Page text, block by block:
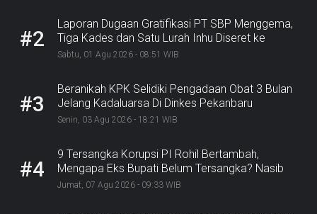
#2
Laporan Dugaan Gratifikasi PT SBP Menggema,
Tiga Kades dan Satu Lurah Inhu Diseret ke
Kejaksaan
Sabtu, 01 Agu 2026 - 08:51 WIB
#3
Beranikah KPK Selidiki Pengadaan Obat 3 Bulan
Jelang Kadaluarsa Di Dinkes Pekanbaru
Senin, 03 Agu 2026 - 18:21 WIB
#4
9 Tersangka Korupsi PI Rohil Bertambah,
Mengapa Eks Bupati Belum Tersangka? Nasib
Rp9,2 Miliar
Jumat, 07 Agu 2026 - 09:33 WIB